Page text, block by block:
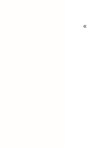
«